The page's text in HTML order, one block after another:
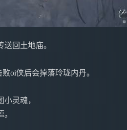
回土地庙。
oi侠后会掉落玲珑内丹。
灵魂，